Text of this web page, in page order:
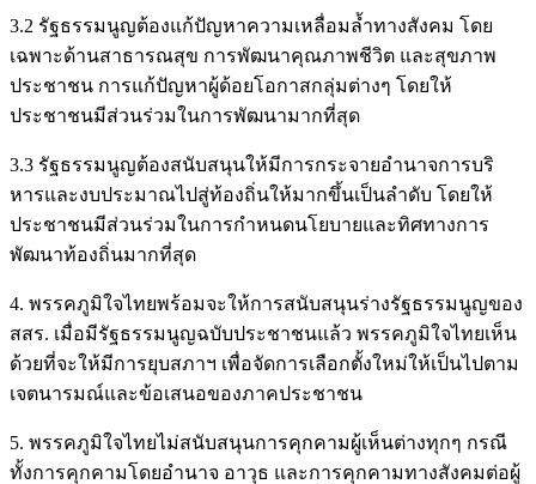
3.2 รัฐธรรมนูญต้องแก้ปัญหาความเหลื่อมล้ำทางสังคม โดย
เฉพาะด้านสาธารณสุข การพัฒนาคุณภาพชีวิต และสุขภาพ
ประชาชน การแก้ปัญหาผู้ด้อยโอกาสกลุ่มต่างๆ โดยให้
ประชาชนมีส่วนร่วมในการพัฒนามากที่สุด
3.3 รัฐธรรมนูญต้องสนับสนุนให้มีการกระจายอำนาจการบริ
หารและงบประมาณไปสู่ท้องถิ่นให้มากขึ้นเป็นลำดับ โดยให้
ประชาชนมีส่วนร่วมในการกำหนดนโยบายและทิศทางการ
พัฒนาท้องถิ่นมากที่สุด
4. พรรคภูมิใจไทยพร้อมจะให้การสนับสนุนร่างรัฐธรรมนูญของ
สสร. เมื่อมีรัฐธรรมนูญฉบับประชาชนแล้ว พรรคภูมิใจไทยเห็น
ด้วยที่จะให้มีการยุบสภาฯ เพื่อจัดการเลือกตั้งใหม่ให้เป็นไปตาม
เจตนารมณ์และข้อเสนอของภาคประชาชน
5. พรรคภูมิใจไทยไม่สนับสนุนการคุกคามผู้เห็นต่างทุกๆ กรณี
ทั้งการคุกคามโดยอำนาจ อาวุธ และการคุกคามทางสังคมต่อผู้